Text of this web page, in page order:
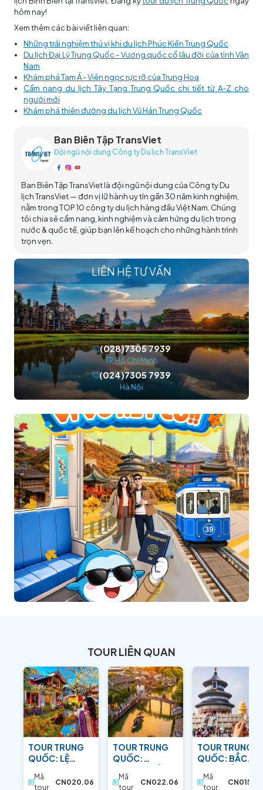
hôm nay!
Xem thêm các bài viết liên quan:
Những trải nghiệm thú vị khi du lịch Phúc Kiến Trung Quốc
Du lịch Đại Lý Trung Quốc - Vương quốc cổ lâu đời của tỉnh Vân
Nam
Khám phá Tam Á - Viên ngọc rực rỡ của Trung Hoa
Cẩm nang du lịch Tây Tạng Trung Quốc chi tiết từ A-Z cho
người mới
Khám phá thiên đường du lịch Vũ Hán Trung Quốc
Ban Biên Tập TransViet
Đội ngũ nội dung Công ty Du lịch TransViet
Ban Biên Tập TransViet là đội ngũ nội dung của Công ty Du
lịch TransViet — đơn vị lữ hành uy tín gần 30 năm kinh nghiệm,
nằm trong TOP 10 công ty du lịch hàng đầu Việt Nam. Chúng
tôi chia sẻ cẩm nang, kinh nghiệm và cảm hứng du lịch trong
nước & quốc tế, giúp bạn lên kế hoạch cho những hành trình
trọn vẹn.
LIÊN HỆ TƯ VẤN
(028)7305 7939
TP.Hồ Chí Minh
(024)7305 7939
Hà Nội
TOUR LIÊN QUAN
TOUR TRUNG
QUỐC: LỆ
SHANGRI-LA:
Mã
tour
CN020.06
TOUR TRUNG
QUỐC:
HÀNG CHÂU:
Mã
tour
CN022.06
TOUR TRUNG
QUỐC: BẮC
PHƯƠNG ĐÔNG
Mã
tour
CN015.05